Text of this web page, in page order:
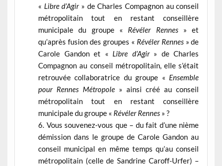
« Libre d’Agir» de Charles Compagnon au conseil
métropolitain tout en restant conseillère
municipale du groupe « Révéler Rennes» et
qu’après fusion des groupes « Révéler Rennes» de
Carole Gandon et « Libre d’Agir» de Charles
Compagnon au conseil métropolitain, elle s’était
retrouvée collaboratrice du groupe « Ensemble
pour Rennes Métropole » ainsi créé au conseil
métropolitain tout en restant conseillère
municipale du groupe « Révéler Rennes» ?
Vous souvenez-vous que – du fait d’une nième
démission dans le groupe de Carole Gandon au
conseil municipal en même temps qu’au conseil
métropolitain (celle de Sandrine Caroff-Urfer) –